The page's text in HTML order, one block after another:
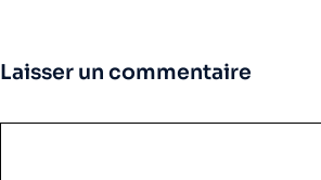
Laisser un commentaire